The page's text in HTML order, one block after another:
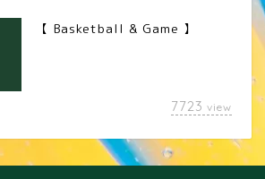
【 Basketball & Game 】
7723 view
カメラレンズ
YouTube